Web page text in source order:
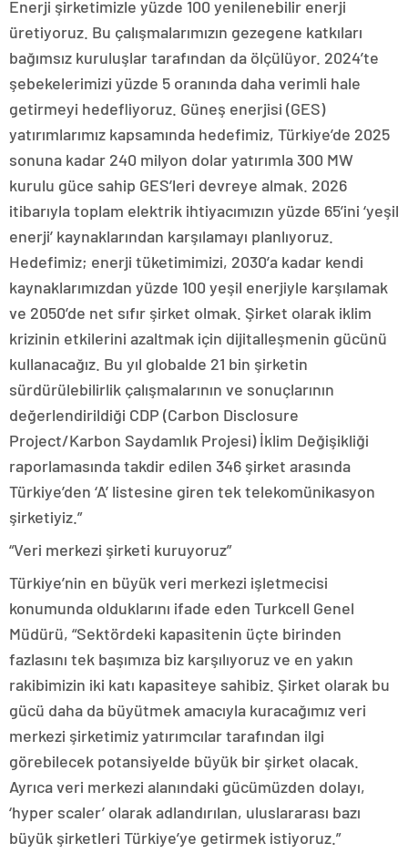
Enerji şirketimizle yüzde 100 yenilenebilir enerji
üretiyoruz. Bu çalışmalarımızın gezegene katkıları
bağımsız kuruluşlar tarafından da ölçülüyor. 2024’te
şebekelerimizi yüzde 5 oranında daha verimli hale
getirmeyi hedefliyoruz. Güneş enerjisi (GES)
yatırımlarımız kapsamında hedefimiz, Türkiye’de 2025
sonuna kadar 240 milyon dolar yatırımla 300 MW
kurulu güce sahip GES’leri devreye almak. 2026
itibarıyla toplam elektrik ihtiyacımızın yüzde 65’ini ‘yeşil
enerji’ kaynaklarından karşılamayı planlıyoruz.
Hedefimiz; enerji tüketimimizi, 2030’a kadar kendi
kaynaklarımızdan yüzde 100 yeşil enerjiyle karşılamak
ve 2050’de net sıfır şirket olmak. Şirket olarak iklim
krizinin etkilerini azaltmak için dijitalleşmenin gücünü
kullanacağız. Bu yıl globalde 21 bin şirketin
sürdürülebilirlik çalışmalarının ve sonuçlarının
değerlendirildiği CDP (Carbon Disclosure
Project/Karbon Saydamlık Projesi) İklim Değişikliği
raporlamasında takdir edilen 346 şirket arasında
Türkiye’den ‘A’ listesine giren tek telekomünikasyon
şirketiyiz.”
“Veri merkezi şirketi kuruyoruz”
Türkiye’nin en büyük veri merkezi işletmecisi
konumunda olduklarını ifade eden Turkcell Genel
Müdürü, “Sektördeki kapasitenin üçte birinden
fazlasını tek başımıza biz karşılıyoruz ve en yakın
rakibimizin iki katı kapasiteye sahibiz. Şirket olarak bu
gücü daha da büyütmek amacıyla kuracağımız veri
merkezi şirketimiz yatırımcılar tarafından ilgi
görebilecek potansiyelde büyük bir şirket olacak.
Ayrıca veri merkezi alanındaki gücümüzden dolayı,
‘hyper scaler’ olarak adlandırılan, uluslararası bazı
büyük şirketleri Türkiye’ye getirmek istiyoruz.”